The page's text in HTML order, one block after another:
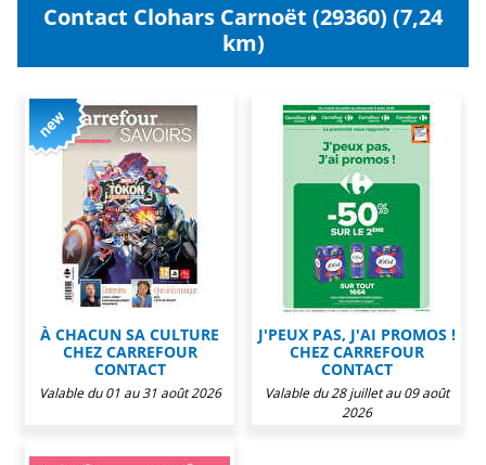
Contact Clohars Carnoët (29360) (7,24
km)
À CHACUN SA CULTURE
CHEZ CARREFOUR
CONTACT
Valable du 01 au 31 août 2026
J'PEUX PAS, J'AI PROMOS !
CHEZ CARREFOUR
CONTACT
Valable du 28 juillet au 09 août
2026